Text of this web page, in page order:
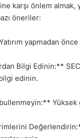
karşı önlem almak,
öneriler:
yapmadan
Bilgi Edinin:**
edinin.